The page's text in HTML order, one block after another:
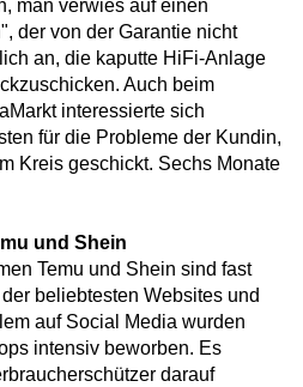
man verwies auf einen
der von der Garantie nicht
an, die kaputte HiFi-Anlage
Auch beim
interessierte sich
für die Probleme der Kundin,
Kreis geschickt. Sechs Monate
und Shein
Temu und Shein sind fast
beliebtesten Websites und
auf Social Media wurden
intensiv beworben. Es
darauf